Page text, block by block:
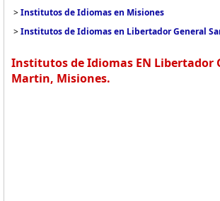
>Institutos de Idiomas en Misiones
>Institutos de Idiomas en Libertador General
Institutos de Idiomas EN Libertador
Martin, Misiones.